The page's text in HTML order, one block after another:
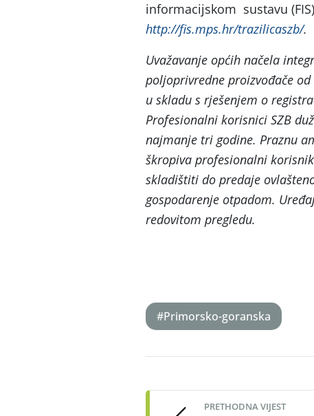
informacijskom sustavu
http://fis.mps.hr/trazilicaszb/.
Uvažavanje općih načela
poljoprivredne proizvođače
u skladu s rješenjem o
Profesionalni korisnici SZB
najmanje tri godine. Praznu
škropiva profesionalni
skladištiti do predaje
gospodarenje otpadom.
redovitom pregledu.
#Primorsko-goranska
navigation
PRETHODNA VIJEST